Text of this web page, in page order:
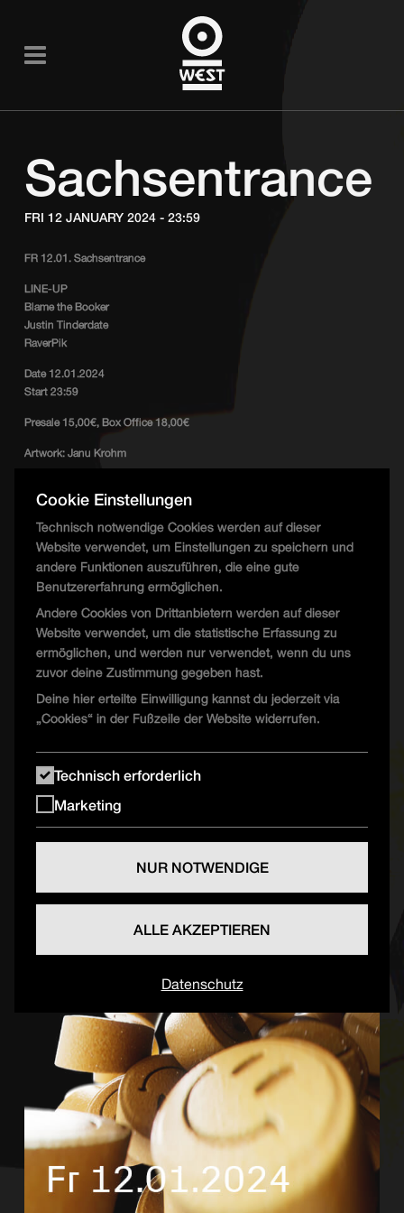
Sachsentrance
FRI 12 JANUARY 2024 - 23:59
FR 12.01. Sachsentrance
LINE-UP
Blame the Booker
Justin Tinderdate
RaverPik
Date 12.01.2024
Start 23:59
Presale 15,00€, Box Office 18,00€
Artwork: Janu Krohm
UFO Floor
Blame the Booker
Justin Tinderdate
RaverPik
Cookie Einstellungen
Technisch notwendige Cookies werden auf dieser
Website verwendet, um Einstellungen zu speichern und
andere Funktionen auszuführen, die eine gute
Benutzererfahrung ermöglichen.
Andere Cookies von Drittanbietern werden auf dieser
Website verwendet, um die statistische Erfassung zu
ermöglichen, und werden nur verwendet, wenn du uns
zuvor deine Zustimmung gegeben hast.
Deine hier erteilte Einwilligung kannst du jederzeit via
„Cookies“ in der Fußzeile der Website widerrufen.
Technisch erforderlich
Marketing
NUR NOTWENDIGE
ALLE AKZEPTIEREN
Datenschutz